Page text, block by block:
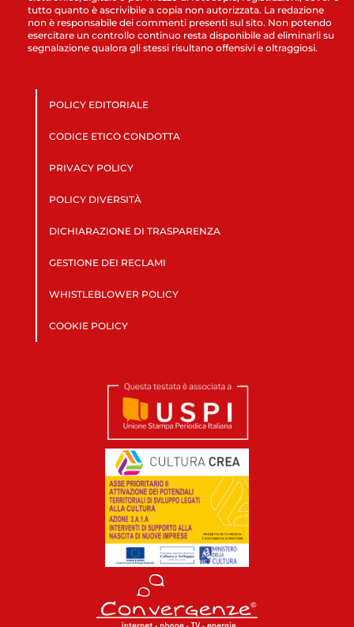
tutto quanto è ascrivibile a copia non autorizzata. La redazione
non è responsabile dei commenti presenti sul sito. Non potendo
esercitare un controllo continuo resta disponibile ad eliminarli su
segnalazione qualora gli stessi risultano offensivi e oltraggiosi.
POLICY EDITORIALE
CODICE ETICO CONDOTTA
PRIVACY POLICY
POLICY DIVERSITÀ
DICHIARAZIONE DI TRASPARENZA
GESTIONE DEI RECLAMI
WHISTLEBLOWER POLICY
COOKIE POLICY